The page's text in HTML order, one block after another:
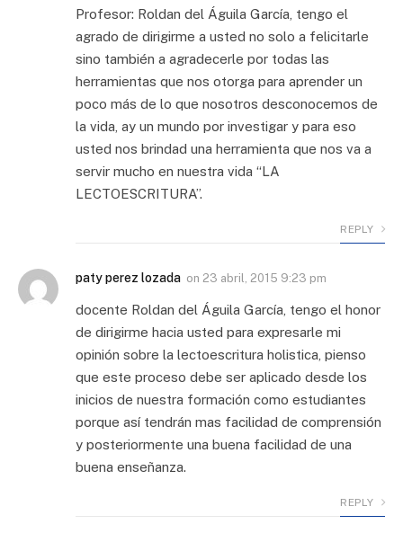
Profesor: Roldan del Águila García, tengo el
agrado de dirigirme a usted no solo a felicitarle
sino también a agradecerle por todas las
herramientas que nos otorga para aprender un
poco más de lo que nosotros desconocemos de
la vida, ay un mundo por investigar y para eso
usted nos brindad una herramienta que nos va a
servir mucho en nuestra vida “LA
LECTOESCRITURA”.
REPLY
paty perez lozada on 23 abril, 2015 9:23 pm
docente Roldan del Águila García, tengo el honor
de dirigirme hacia usted para expresarle mi
opinión sobre la lectoescritura holistica, pienso
que este proceso debe ser aplicado desde los
inicios de nuestra formación como estudiantes
porque así tendrán mas facilidad de comprensión
y posteriormente una buena facilidad de una
buena enseñanza.
REPLY